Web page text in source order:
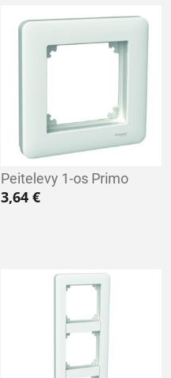
Peitelevy 1-os Primo
3,64€